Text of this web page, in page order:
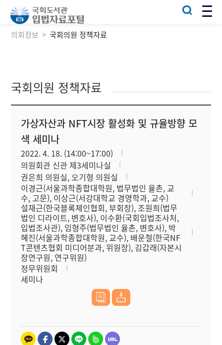
의회정보 국회의원 정책자료
국회의원 정책자료
가상자산과 NFT시장 활성화 및 규율방향 모
색 세미나
2022. 4. 18. (14:00~17:00)
의원회관 신관 제3세미나실
권은희 의원실, 오기형 의원실
이경근(서울과학종합대학원, 법무법인 율촌, 교
수, 고문), 이상근(서강대학교 경영학과, 교수)
설재근(한국블록체인협회, 부회장), 조원희(법무
법인 디라이트, 변호사), 이수환(국회입법조사처,
입법조사관), 임형주(법무법인 율촌, 변호사), 박
혜진(서울과학종합대학원, 교수), 배운철(한국NF
T콘텐츠협회 미디어분과, 위원장), 김갑래(자본시
장연구원, 연구위원)
정무위원회
세미나